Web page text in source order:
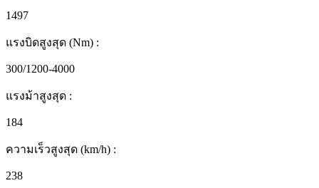
1497
แรงบิดสูงสุด (Nm) :
300/1200-4000
แรงม้าสูงสุด :
184
ความเร็วสูงสุด (km/h) :
238